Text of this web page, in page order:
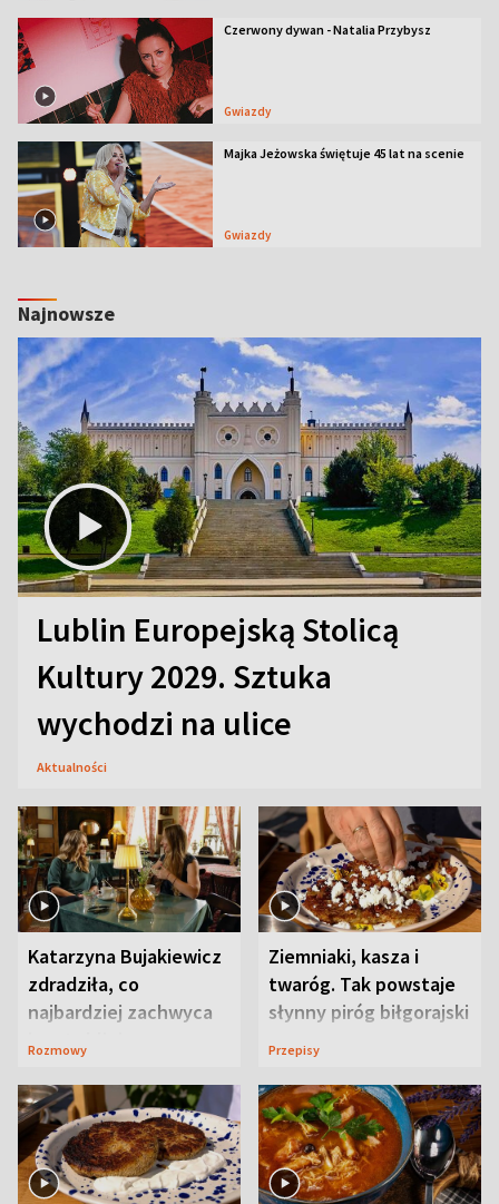
Czerwony dywan - Natalia Przybysz
Gwiazdy
Majka Jeżowska świętuje 45 lat na scenie
Gwiazdy
Najnowsze
Lublin Europejską Stolicą
Kultury 2029. Sztuka
wychodzi na ulice
Aktualności
Katarzyna Bujakiewicz
zdradziła, co
najbardziej zachwyca
ją w Lublinie
Rozmowy
Ziemniaki, kasza i
twaróg. Tak powstaje
słynny piróg biłgorajski
Przepisy